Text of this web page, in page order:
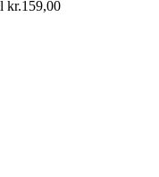
kr.159,00